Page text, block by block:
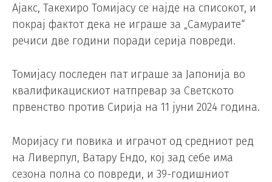
Ајакс, Такехиро Томијасу се најде на списокот, и
покрај фактот дека не играше за „Самураите“
речиси две години поради серија повреди.
Томијасу последен пат играше за Јапонија во
квалификацискиот натпревар за Светското
првенство против Сирија на 11 јуни 2024 година.
Моријасу ги повика и играчот од средниот ред
на Ливерпул, Ватару Ендо, кој зад себе има
сезона полна со повреди, и 39-годишниот